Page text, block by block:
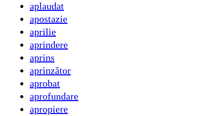
aplaudat
apostazie
aprilie
aprindere
aprins
aprinzător
aprobat
aprofundare
apropiere